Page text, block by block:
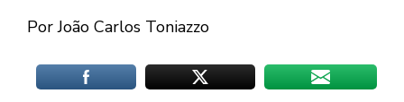
Por João Carlos Toniazzo